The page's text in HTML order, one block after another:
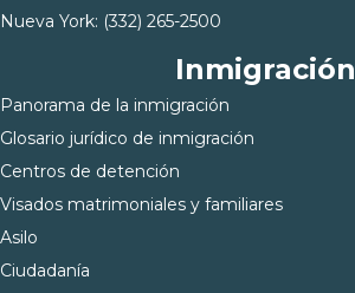
Nueva York: (332) 265-2500
Inmigración
Panorama de la inmigración
Glosario jurídico de inmigración
Centros de detención
Visados matrimoniales y familiares
Asilo
Ciudadanía